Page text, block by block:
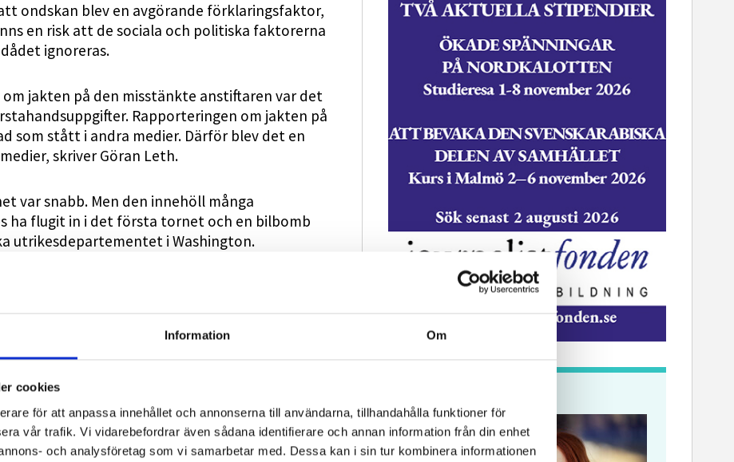
Information Om
cookies
för att anpassa innehållet och annonserna till användarna, tillhandahålla funktioner för
vår trafik. Vi vidarebefordrar även sådana identifierare och annan information från din enhet
och analysföretag som vi samarbetar med. Dessa kan i sin tur kombinera informationen
ondskan blev en avgörande förklaringsfaktor,
en risk att de sociala och politiska faktorerna
ignoreras.
jakten på den misstänkte anstiftaren var det
Rapporteringen om jakten på
som stått i andra medier. Därför blev det en
skriver Göran Leth.
var snabb. Men den innehöll många
ha flugit in i det första tornet och en bilbomb
utrikesdepartementet i Washington.
ett femte plan skulle vara inblandat.
riktiga.
rapportering och det dröjde längre innan
Leth.